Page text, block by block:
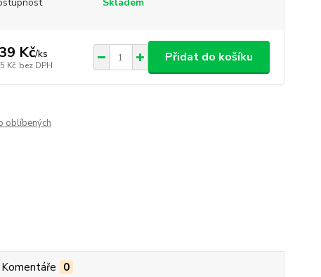
Kč/ks
Kč bez DPH
Přidat do košíku
oblíbených
Komentáře 0